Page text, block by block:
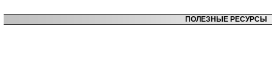
ПОЛЕЗНЫЕ РЕСУРСЫ